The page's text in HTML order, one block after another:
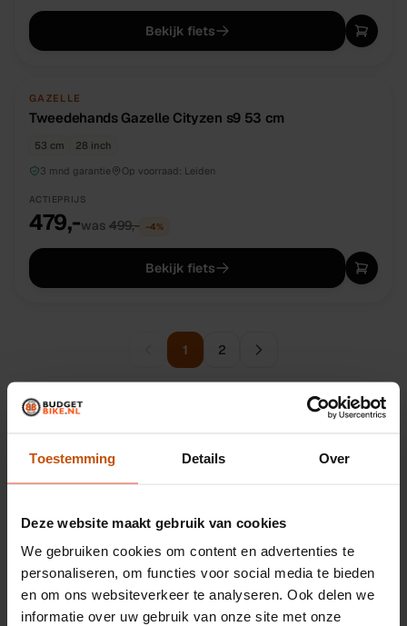
Toestemming Details Over
Deze website maakt gebruik van cookies
We gebruiken cookies om content en advertenties te
personaliseren, om functies voor social media te bieden
en om ons websiteverkeer te analyseren. Ook delen we
informatie over uw gebruik van onze site met onze
Bekijk fiets
TWEEDEHANDS
GAZELLE
Tweedehands Gazelle Cityzen s9 53 cm
53 cm
28 inch
3 mnd garantie
Op voorraad: Leiden
ACTIEPRIJS
479,-was 499,- −4%
Bekijk fiets
1 2
Gazelle fietsen
Een Gazelle herken je. Aan dat eigen geluid van de
naafdynamo, aan de manier waarop het stuur stevig in je
handen ligt, aan de geur van leder als je een ouder
model voor de eerste keer in jaren weer optakelt. Het
merk uit Dieren maakt al sinds 1892 fietsen voor het